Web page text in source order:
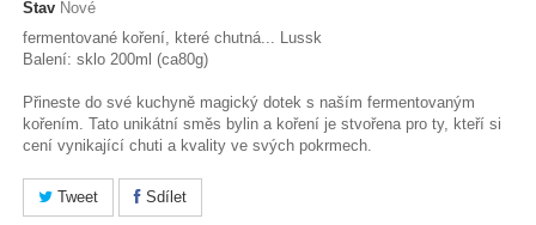
Stav Nové
fermentované koření, které chutná... Lussk
Balení: sklo 200ml (ca80g)
Přineste do své kuchyně magický dotek s naším fermentovaným
kořením. Tato unikátní směs bylin a koření je stvořena pro ty, kteří si
cení vynikající chuti a kvality ve svých pokrmech.
Tweet Sdílet